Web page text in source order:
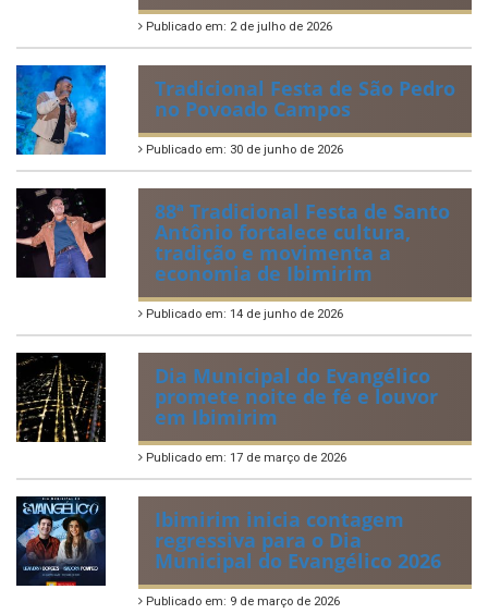
Publicado em: 2 de julho de 2026
Tradicional Festa de São Pedro
no Povoado Campos
Publicado em: 30 de junho de 2026
88ª Tradicional Festa de Santo
Antônio fortalece cultura,
tradição e movimenta a
economia de Ibimirim
Publicado em: 14 de junho de 2026
Dia Municipal do Evangélico
promete noite de fé e louvor
em Ibimirim
Publicado em: 17 de março de 2026
Ibimirim inicia contagem
regressiva para o Dia
Municipal do Evangélico 2026
Publicado em: 9 de março de 2026